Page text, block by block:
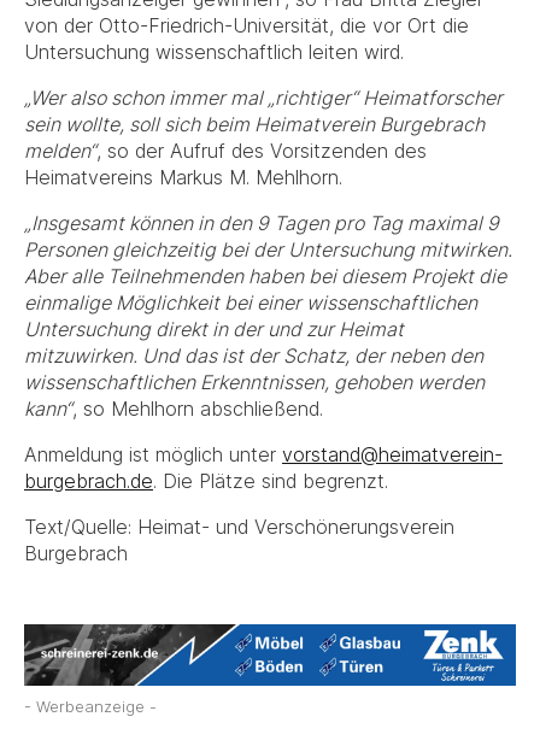
von der Otto-Friedrich-Universität, die vor Ort die
Untersuchung wissenschaftlich leiten wird.
„Wer also schon immer mal „richtiger“ Heimatforscher
sein wollte, soll sich beim Heimatverein Burgebrach
melden“, so der Aufruf des Vorsitzenden des
Heimatvereins Markus M. Mehlhorn.
„Insgesamt können in den 9 Tagen pro Tag maximal 9
Personen gleichzeitig bei der Untersuchung mitwirken.
Aber alle Teilnehmenden haben bei diesem Projekt die
einmalige Möglichkeit bei einer wissenschaftlichen
Untersuchung direkt in der und zur Heimat
mitzuwirken. Und das ist der Schatz, der neben den
wissenschaftlichen Erkenntnissen, gehoben werden
kann“, so Mehlhorn abschließend.
Anmeldung ist möglich unter vorstand@heimatverein-
burgebrach.de. Die Plätze sind begrenzt.
Text/Quelle: Heimat- und Verschönerungsverein
Burgebrach
- Werbeanzeige -